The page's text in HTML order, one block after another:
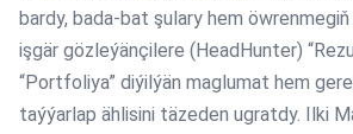
bardy, bada-bat şulary hem öwrenmegiň
işgär gözleýänçilere (HeadHunter)
“Portfoliya” diýilýän maglumat hem
taýýarlap ählisini täzeden ugratdy. Ilki